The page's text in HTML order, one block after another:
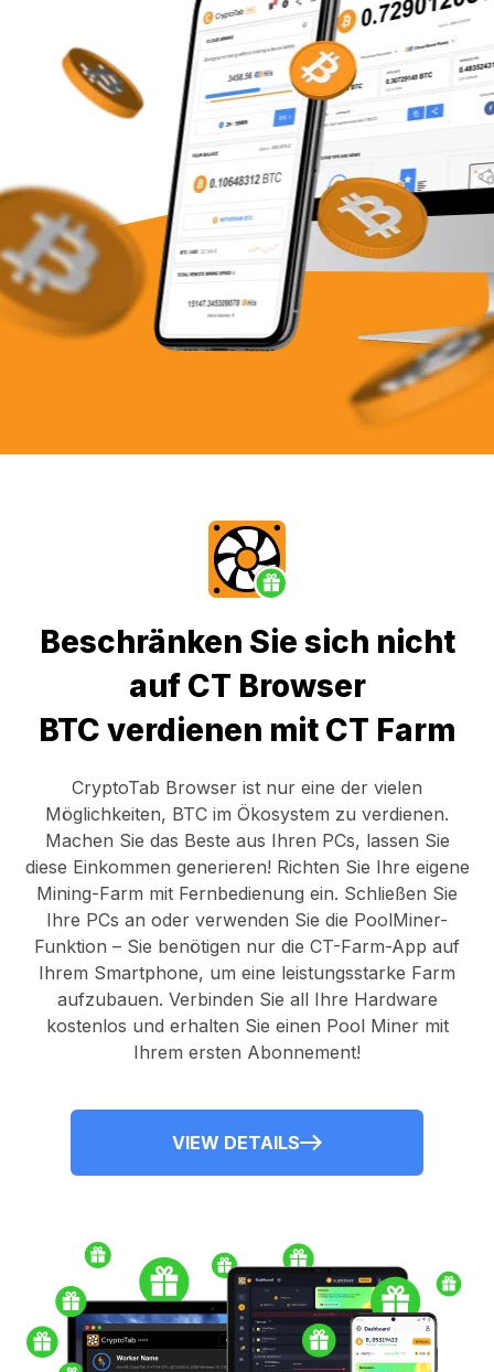
Beschränken Sie sich nicht
auf CT Browser
BTC verdienen mit CT Farm
CryptoTab Browser ist nur eine der vielen
Möglichkeiten, BTC im Ökosystem zu verdienen.
Machen Sie das Beste aus Ihren PCs, lassen Sie
diese Einkommen generieren! Richten Sie Ihre eigene
Mining-Farm mit Fernbedienung ein. Schließen Sie
Ihre PCs an oder verwenden Sie die PoolMiner-
Funktion – Sie benötigen nur die CT-Farm-App auf
Ihrem Smartphone, um eine leistungsstarke Farm
aufzubauen. Verbinden Sie all Ihre Hardware
kostenlos und erhalten Sie einen Pool Minermit
Ihrem ersten Abonnement!
VIEW DETAILS